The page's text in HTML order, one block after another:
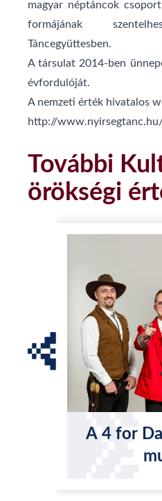
magyar néptáncok
formájának
Táncegyüttesben.
A társulat 2014-ben
évfordulóját.
A nemzeti érték hivatalos
http://
További
örökségi
A 4 for